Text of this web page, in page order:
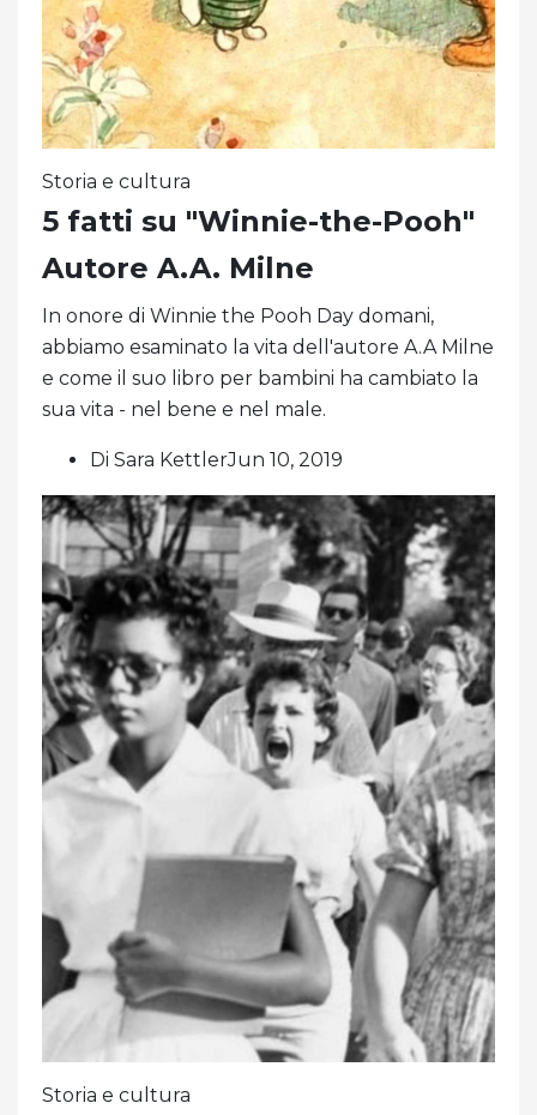
Storia e cultura
5 fatti su "Winnie-the-Pooh"
Autore A.A. Milne
In onore di Winnie the Pooh Day domani,
abbiamo esaminato la vita dell'autore A.A Milne
e come il suo libro per bambini ha cambiato la
sua vita - nel bene e nel male.
Di Sara KettlerJun 10, 2019
Storia e cultura